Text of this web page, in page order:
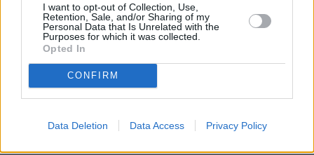
I want to opt-out of Collection, Use,
Retention, Sale, and/or Sharing of my
Personal Data that Is Unrelated with the
Purposes for which it was collected.
Opted In
CONFIRM
Data Deletion Data Access Privacy Policy
LO MÁS LEÍDO
Fallece un bebé de 20 meses por un
¿EN QUÉ MOMENTO DEJAMOS DE SER
HUMANOS?. Por Maite de Vera Cabrera